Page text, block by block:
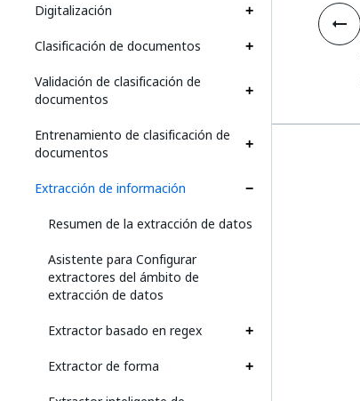
Digitalización
Clasificación de documentos
Validación de clasificación de
documentos
Entrenamiento de clasificación de
documentos
Extracción de información
Resumen de la extracción de datos
Asistente para Configurar
extractores del ámbito de
extracción de datos
Extractor basado en regex
Extractor de forma